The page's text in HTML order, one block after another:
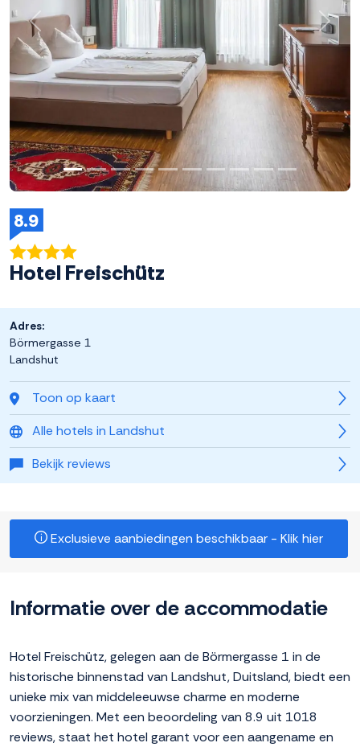
8.9
Hotel Freischütz
Toon op kaart
Alle hotels in Landshut
Bekijk reviews
Adres:
Börmergasse 1
Landshut
Exclusieve aanbiedingen beschikbaar - Klik hier
Informatie over de accommodatie
Hotel Freischütz, gelegen aan de Börmergasse 1 in de
historische binnenstad van Landshut, Duitsland, biedt een
unieke mix van middeleeuwse charme en moderne
voorzieningen. Met een beoordeling van 8.9 uit 1018
reviews, staat het hotel garant voor een aangename en